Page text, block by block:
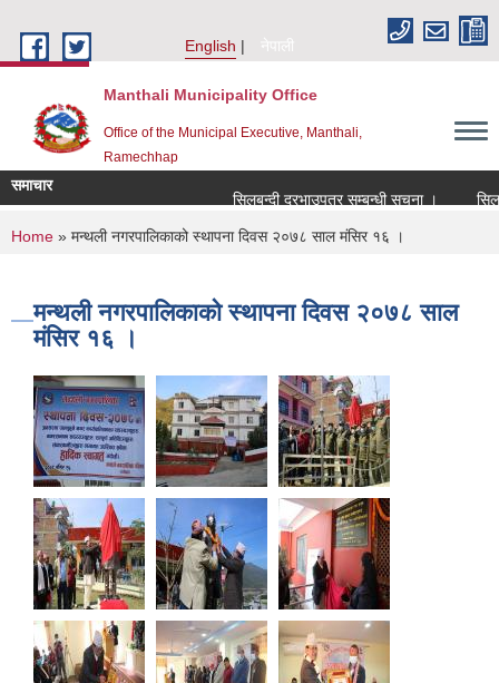
English
नेपाली
Manthali Municipality Office
Office of the Municipal Executive, Manthali,
Ramechhap
समाचार
सिलबन्दी दरभाउपत्र सम्बन्धी सूचना ।
You are here
Home » मन्थली नगरपालिकाको स्थापना दिवस २०७८ साल मंसिर १६ ।
मन्थली नगरपालिकाको स्थापना दिवस २०७८ साल
मंसिर १६ ।